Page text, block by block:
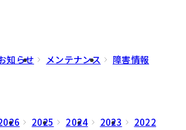
知らせ メンテナンス 障害情報
2025 2024 2023 2022